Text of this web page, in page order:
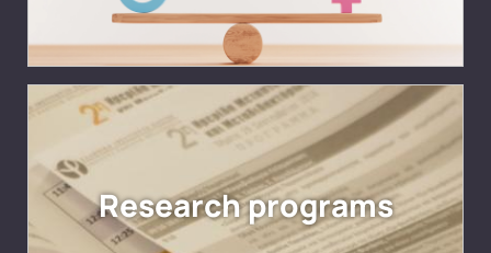
Research programs